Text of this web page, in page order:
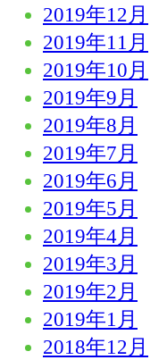
2019年12月
2019年11月
2019年10月
2019年9月
2019年8月
2019年7月
2019年6月
2019年5月
2019年4月
2019年3月
2019年2月
2019年1月
2018年12月